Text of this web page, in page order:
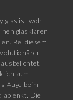
ist wohl
glasklaren
Bei diesem
zum
Auge beim
ablenkt. Die